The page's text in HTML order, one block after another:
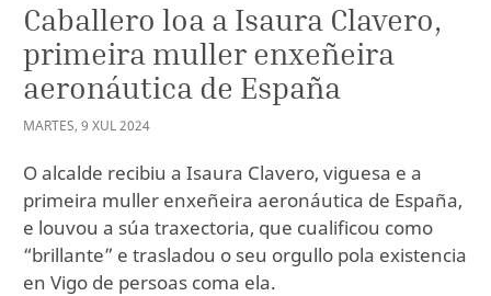
Caballero loa a Isaura Clavero,
primeira muller enxeñeira
aeronáutica de España
MARTES, 9 XUL2024
O alcalde recibiu a Isaura Clavero, viguesa e a
primeira muller enxeñeira aeronáutica de España,
e louvou a súa traxectoria, que cualificou como
“brillante” e trasladou o seu orgullo pola existencia
en Vigo de persoas coma ela.